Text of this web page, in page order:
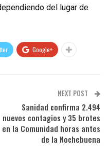
del lugar de
Google+
NEXT POST
Sanidad confirma 2.494
nuevos contagios y 35 brotes
en la Comunidad horas antes
de la Nochebuena